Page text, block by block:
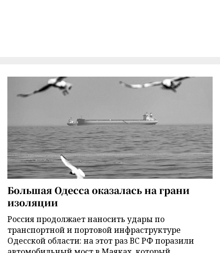
Большая Одесса оказалась на грани
изоляции
Россия продолжает наносить удары по
транспортной и портовой инфраструктуре
Одесской области: на этот раз ВС РФ поразили